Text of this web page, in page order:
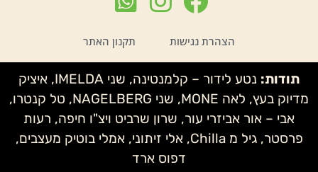
הצהרת נגישות תקנון האתר
תודות:
נטע לידור – קלמנטינה, שני IMELDA, איציק
מדיוק בעץ, לאה MONE, שני NAGELBERG, טל קנטרו,
אבי – אור אביזרי עור, שרון שרביט ויצ"ו חיפה, רעות
פרסטר, גיל מ Chilla, אלי זיתוני, אמלי בוטיק מעצבים,
דפוס ארד